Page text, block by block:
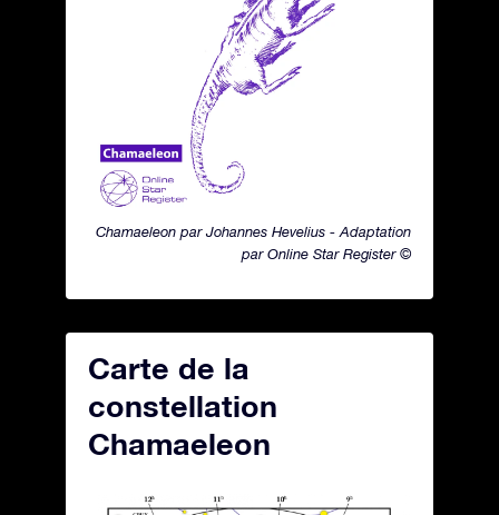
Chamaeleon par Johannes Hevelius - Adaptation
par Online Star Register ©
Carte de la
constellation
Chamaeleon